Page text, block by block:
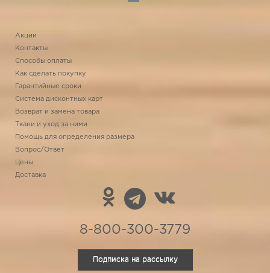
Акции
Контакты
Способы оплаты
Как сделать покупку
Гарантийные сроки
Система дисконтных карт
Возврат и замена товара
Ткани и уход за ними
Помощь для определения размера
Вопрос/Ответ
Цены
Доставка
8-800-300-3779
Подписка на рассылку